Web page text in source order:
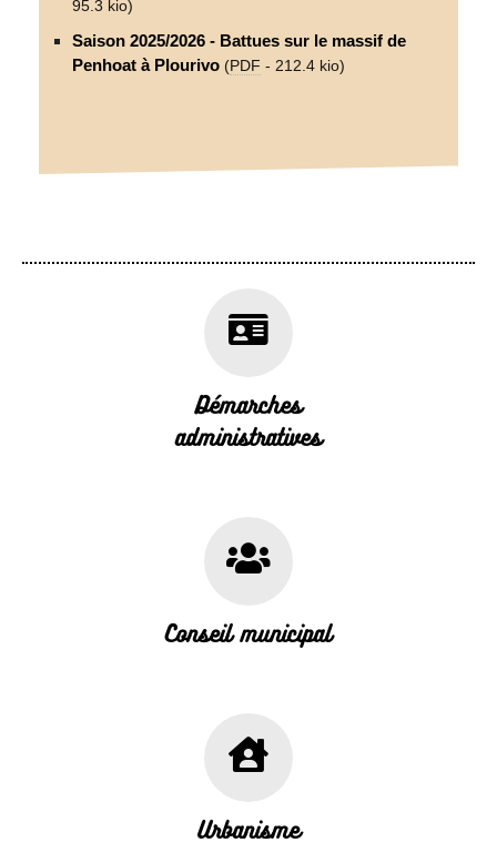
95.3 kio)
Saison 2025/2026 - Battues sur le massif de
Penhoat à Plourivo (PDF - 212.4 kio)
Démarches
administratives
Conseil municipal
Urbanisme